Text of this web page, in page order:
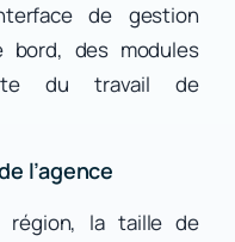
de gestion
bord, des modules
du travail de
l’agence
région, la taille de